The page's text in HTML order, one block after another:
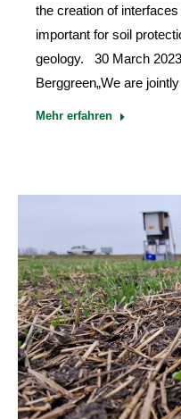
the creation of
important for soil
geology. 30 March
Berggreen„We are
Mehr erfahren